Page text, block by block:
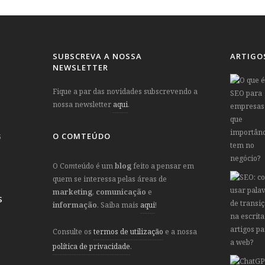
SUBSCREVA A NOSSA
NEWSLETTER
Fique a par das novidades subscrevendo a
nossa newsletter aqui.
O COMTEÚDO
O Comteúdo é umblogfeito a pensar em
quem se interessa pelas áreas de
marketing, comunicação e
informação. Saiba mais aqui!
Consulte os termos de utilização e a nossa
política de privacidade.